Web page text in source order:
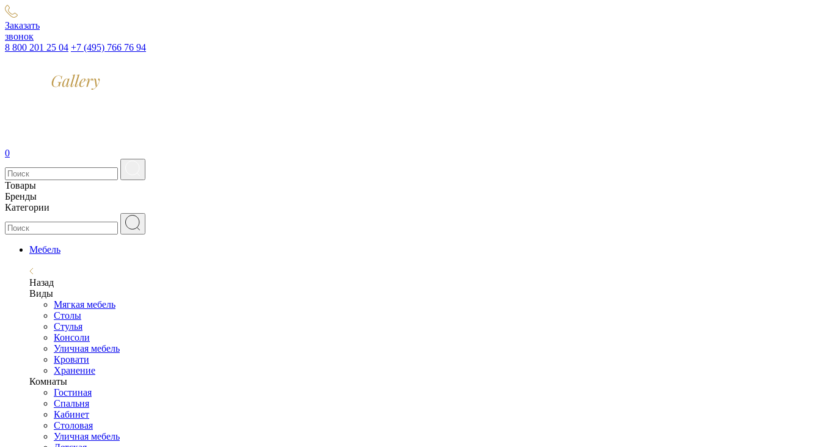
Заказать
звонок
8 800 201 25 04 +7 (495) 766 76 94
0
Товары
Бренды
Категории
Мебель
Назад
Виды
Мягкая мебель
Столы
Стулья
Консоли
Уличная мебель
Кровати
Хранение
Комнаты
Гостиная
Спальня
Кабинет
Столовая
Уличная мебель